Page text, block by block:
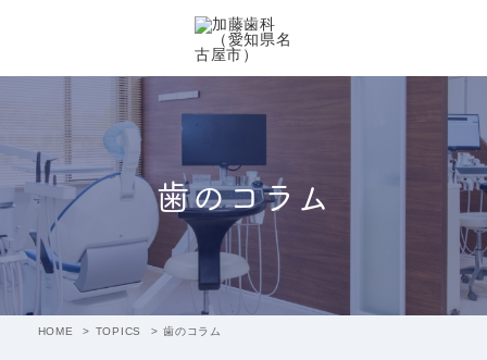
歯のコラム
HOME TOPICS 歯のコラム